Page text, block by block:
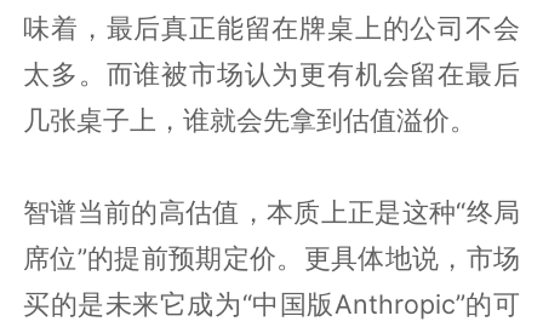
味着，最后真正能留在牌桌上的公司不会
太多。而谁被市场认为更有机会留在最后
几张桌子上，谁就会先拿到估值溢价。
智谱当前的高估值，本质上正是这种“终局
席位”的提前预期定价。更具体地说，市场
买的是未来它成为“中国版Anthropic”的可